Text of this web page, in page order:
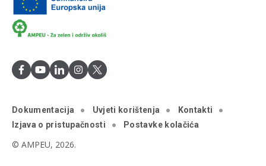
Dokumentacija Uvjeti korištenja
Kontakti
Izjava o pristupačnosti
Postavke kolačića
© AMPEU, 2026.